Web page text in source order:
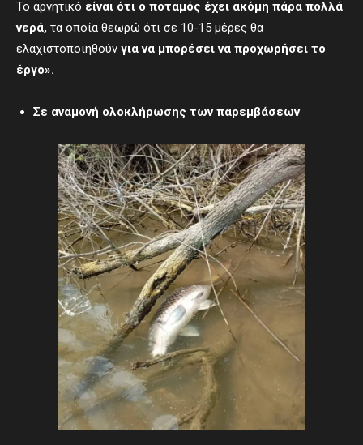
Το αρνητικό είναι ότι ο ποταμός έχει ακόμη πάρα πολλά
νερά, τα οποία θεωρώ ότι σε 10-15 μέρες θα
ελαχιστοποιηθούν για να μπορέσει να προχωρήσει το
έργο».
Σε αναμονή ολοκλήρωσης των παρεμβάσεων